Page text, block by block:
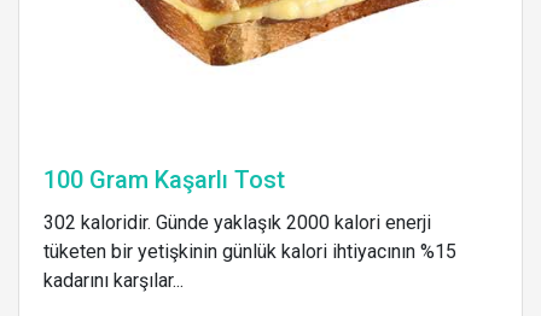
100 Gram Kaşarlı Tost
302 kaloridir. Günde yaklaşık 2000 kalori enerji
tüketen bir yetişkinin günlük kalori ihtiyacının %15
kadarını karşılar...